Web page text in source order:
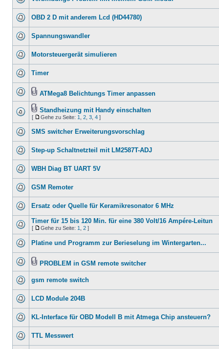
OBD 2 D mit anderem Lcd (HD44780)
Spannungswandler
Motorsteuergerät simulieren
Timer
ATMega8 Belichtungs Timer anpassen
Standheizung mit Handy einschalten
[ Gehe zu Seite: 1 2 3 4 ]
SMS switcher Erweiterungsvorschlag
Step-up Schaltnetzteil mit LM2587T-ADJ
WBH Diag BT UART 5V
GSM Remoter
Ersatz oder Quelle für Keramikresonator 6 MHz
Timer für 15 bis 120 Min. für eine 380 Volt/16 Ampére-Leitun
[ Gehe zu Seite: 1 2 ]
Platine und Programm zur Berieselung im Wintergarten...
PROBLEM in GSM remote switcher
gsm remote switch
LCD Module 204B
KL-Interface für OBD Modell B mit Atmega Chip ansteuern?
TTL Messwert